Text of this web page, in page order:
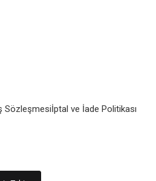
Sözleşmesiİptal ve İade Politikası